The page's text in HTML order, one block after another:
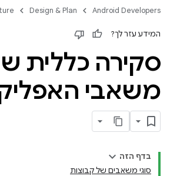
Android Developers
Design & Plan
המידע עזר לך?
סקירה כללית
משאבי
בדף הזה
סוגי משאבים של קבוצות